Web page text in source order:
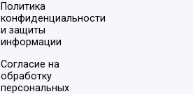
Политика
конфиденциальности
и защиты
информации
Согласие на
обработку
персональных